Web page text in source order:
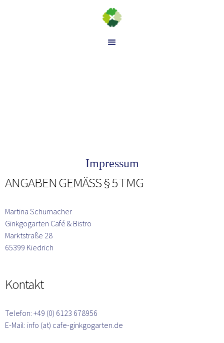
Impressum
ANGABEN GEMÄSS § 5 TMG
Martina Schumacher
Ginkgogarten Café & Bistro
Marktstraße 28
65399 Kiedrich
Kontakt
Telefon: +49 (0) 6123 678956
E-Mail: info (at) cafe-ginkgogarten.de